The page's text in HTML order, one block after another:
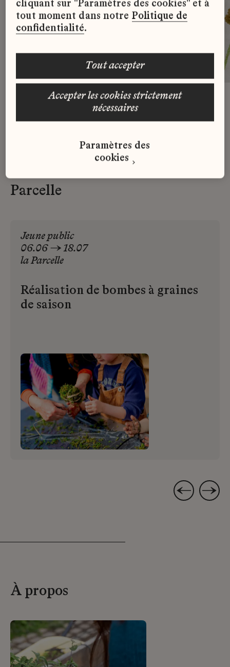
Parcelle
Jeune public
06.06 → 18.07
la Parcelle
Réalisation de bombes à graines
de saison
À propos
cliquant sur "Paramètres des cookies" et à
tout moment dans notre Politique de
confidentialité.
accepter les cookies strictement
nécessaires
tout accepter
Paramètres des
cookies